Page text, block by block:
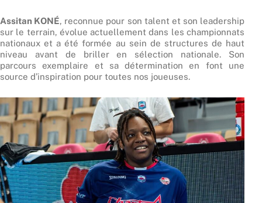
Assitan KONÉ, reconnue pour son talent et son leadership
sur le terrain, évolue actuellement dans les championnats
nationaux et a été formée au sein de structures de haut
niveau avant de briller en sélection nationale. Son
parcours exemplaire et sa détermination en font une
source d’inspiration pour toutes nos joueuses.